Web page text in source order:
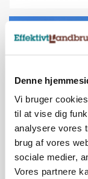
Denne
Vi bruger
til at vise dig
analysere vores
brug af vores
sociale medier,
Vores partnere
Største